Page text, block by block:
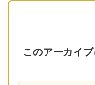
このアーカイ